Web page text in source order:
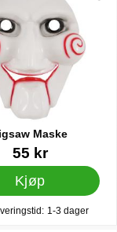
Maske
85093
55 kr
Kjøp
På lager
1-3 dager